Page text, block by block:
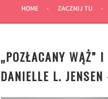
HOME ZACZNIJ TU
„POZŁACANY WĄŻ”
DANIELLE L.